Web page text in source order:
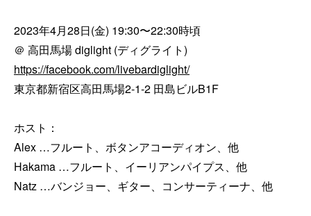
2023年4月28日(金) 19:30〜22:30時頃
https://facebook.com/livebardiglight/
東京都新宿区高田馬場2-1-2 田島ビルB1F
ホスト：
Alex …フルート、ボタンアコーディオン、他
Hakama …フルート、イーリアンパイプス、他
Natz …バンジョー、ギター、コンサーティーナ、他